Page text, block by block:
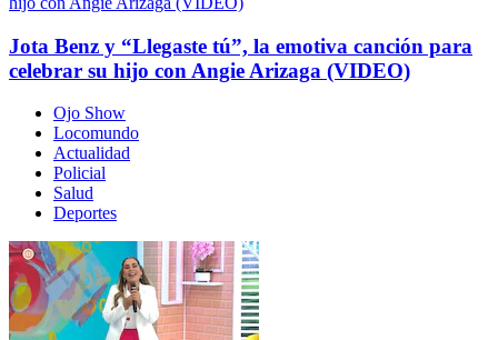
Jota Benz y “Llegaste tú”, la emotiva canción para
celebrar su hijo con Angie Arizaga (VIDEO)
Ojo Show
Locomundo
Actualidad
Policial
Salud
Deportes